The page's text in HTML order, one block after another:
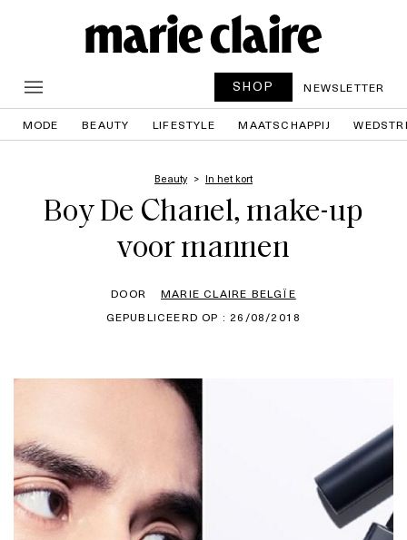
SHOP NEWSLETTER
MODE BEAUTY LIFESTYLE MAATSCHAPPIJ
Beauty In het kort
Boy De Chanel, make-up
voor mannen
DOOR
MARIE CLAIRE BELGÏE
GEPUBLICEERD OP : 26/08/2018